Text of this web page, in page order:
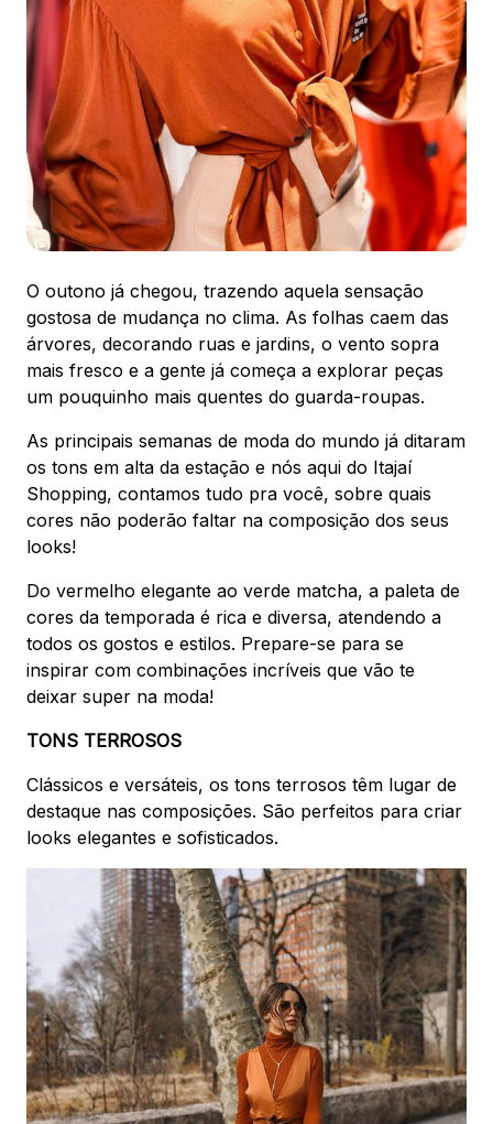
Ver local
Chamar Uber
CONTATO
(47) 3348-4609
Comodidades Eventos Cinema
Vitrine virtual
O outono já chegou, trazendo aquela sensação
gostosa de mudança no clima. As folhas caem das
árvores, decorando ruas e jardins, o vento sopra
mais fresco e a gente já começa a explorar peças
um pouquinho mais quentes do guarda-roupas.
As principais semanas de moda do mundo já ditaram
os tons em alta da estação e nós aqui do Itajaí
Shopping, contamos tudo pra você, sobre quais
cores não poderão faltar na composição dos seus
looks!
Do vermelho elegante ao verde matcha, a paleta de
cores da temporada é rica e diversa, atendendo a
todos os gostos e estilos. Prepare-se para se
inspirar com combinações incríveis que vão te
deixar super na moda!
TONS TERROSOS
Clássicos e versáteis, os tons terrosos têm lugar de
destaque nas composições. São perfeitos para criar
looks elegantes e sofisticados.